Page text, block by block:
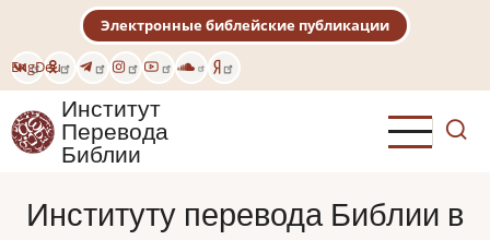
основному
содержанию
EngDeu
Электронные библейские публикации
Институт
Перевода
Библии
Институту перевода Библии в